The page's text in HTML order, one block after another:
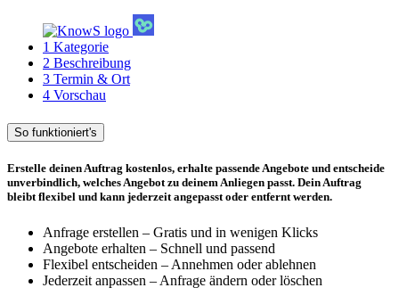
1 Kategorie
2 Beschreibung
3 Termin & Ort
4 Vorschau
So funktioniert's
Erstelle deinen Auftrag kostenlos, erhalte passende Angebote und entscheide
unverbindlich, welches Angebot zu deinem Anliegen passt. Dein Auftrag
bleibt flexibel und kann jederzeit angepasst oder entfernt werden.
Anfrage erstellen – Gratis und in wenigen Klicks
Angebote erhalten – Schnell und passend
Flexibel entscheiden – Annehmen oder ablehnen
Jederzeit anpassen – Anfrage ändern oder löschen